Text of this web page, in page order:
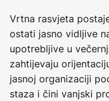
Vrtna rasvjeta
ostati jasno vidljive
upotrebljive u
zahtijevaju
jasnoj organizaciji
staza i čini vanjski